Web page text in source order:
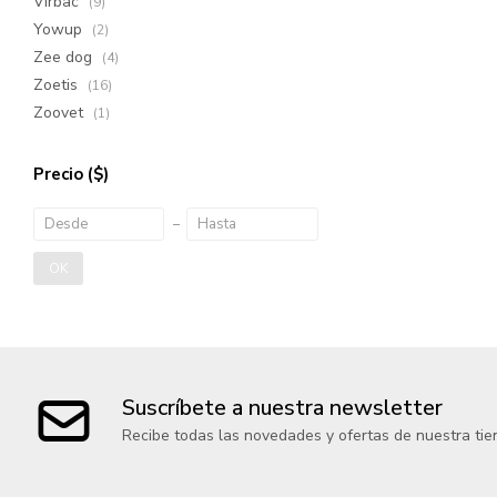
Yowup (2)
Zee dog (4)
Zoetis (16)
Zoovet (1)
Precio ($)
OK
Suscríbete a nuestra newsletter
Recibe todas las novedades y ofertas de nuestra